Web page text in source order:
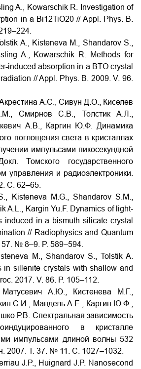
A., Kowarschik R. Investigation of
in a Bi12TiO20 // Appl. Phys. B.
A., Kisteneva M., Shandarov S.,
A., Kowarschik R. Methods for
induced absorption in a BTO crystal
// Appl. Phys. B. 2009. V. 96.
А.С., Сивун Д.О., Киселев
Смирнов С.В., Толстик А.Л.,
А.В., Каргин Ю.Ф. Динамика
поглощения света в кристаллах
импульсами пикосекундной
Томского государственного
управления и радиоэлектроники.
С. 62–65.
Kisteneva M.G., Shandarov S.M.,
A.L., Kargin Yu.F. Dynamics of light-
induced in a bismuth silicate crystal
// Radiophysics and Quantum
№ 8–9. P. 589–594.
M., Shandarov S., Tolstik A.
in sillenite crystals with shallow and
2017. V. 86. P. 105–112.
А.Ю., Кистенева М.Г.,
С.И., Мандель А.Е., Каргин Ю.Ф.,
Р.В. Спектральная зависимость
в кристалле
импульсами длиной волны 532
2007. Т. 37. № 11. С. 1027–1032.
J.P., Huignard J.P. Nanosecond